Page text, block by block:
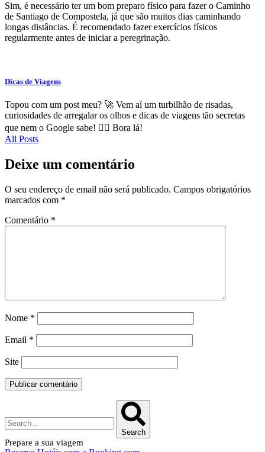
Sim, é necessário ter um bom preparo físico para fazer o Caminho
de Santiago de Compostela, já que são muitos dias caminhando
longas distâncias. É recomendado fazer exercícios físicos
regularmente antes de iniciar a peregrinação.
Dicas de Viagens
Topou com um post meu? 🚀 Vem aí um turbilhão de risadas,
curiosidades de arregalar os olhos e dicas de viagens tão secretas
que nem o Google sabe! 🕵️‍♂️ Bora lá!
All Posts
Deixe um comentário
O seu endereço de email não será publicado. Campos obrigatórios
marcados com *
Comentário *
Nome *
Email *
Site
Search
Prepare a sua viagem